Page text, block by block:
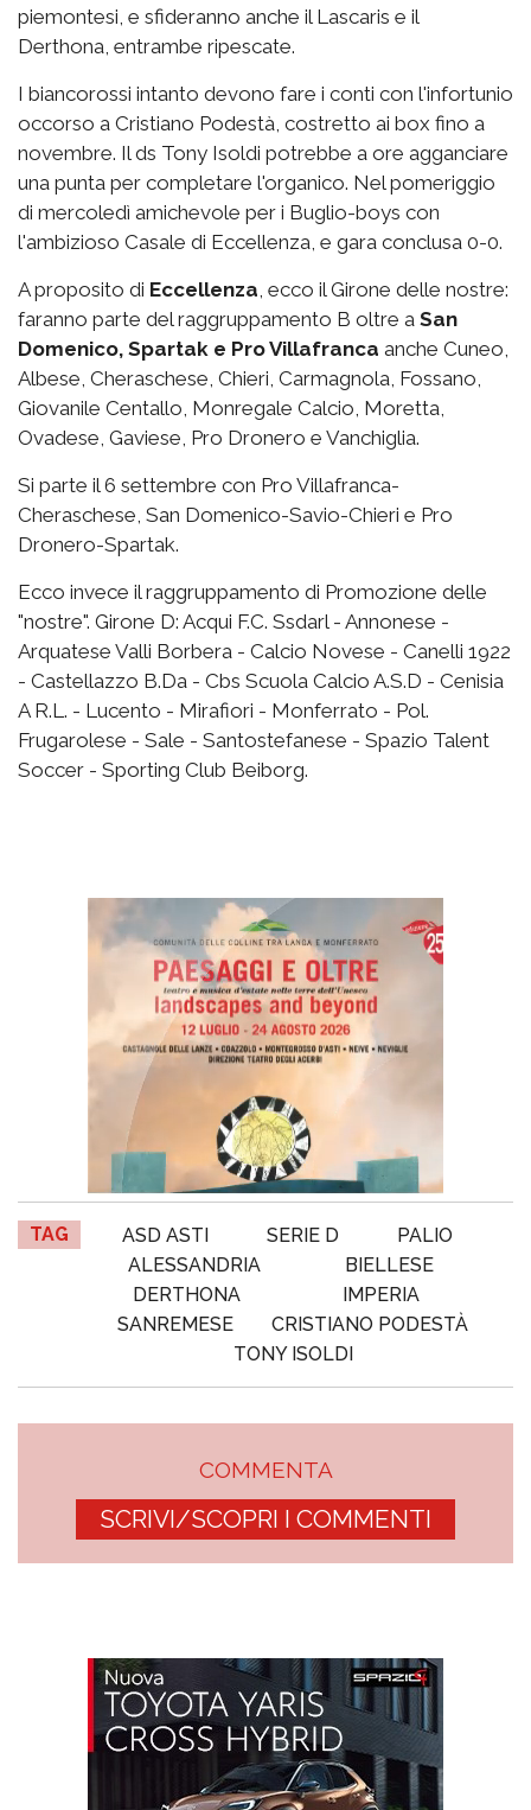
piemontesi, e sfideranno anche il Lascaris e il
Derthona, entrambe ripescate.
I biancorossi intanto devono fare i conti con l'infortunio
occorso a Cristiano Podestà, costretto ai box fino a
novembre. Il ds Tony Isoldi potrebbe a ore agganciare
una punta per completare l'organico. Nel pomeriggio
di mercoledì amichevole per i Buglio-boys con
l'ambizioso Casale di Eccellenza, e gara conclusa 0-0.
A proposito di Eccellenza , ecco il Girone delle nostre:
faranno parte del raggruppamento B oltre a San
Domenico, Spartak e Pro Villafranca anche Cuneo,
Albese, Cheraschese, Chieri, Carmagnola, Fossano,
Giovanile Centallo, Monregale Calcio, Moretta,
Ovadese, Gaviese, Pro Dronero e Vanchiglia.
Si parte il 6 settembre con Pro Villafranca-
Cheraschese, San Domenico-Savio-Chieri e Pro
Dronero-Spartak.
Ecco invece il raggruppamento di Promozione delle
"nostre". Girone D: Acqui F.C. Ssdarl - Annonese -
Arquatese Valli Borbera - Calcio Novese - Canelli 1922
- Castellazzo B.Da - Cbs Scuola Calcio A.S.D - Cenisia
A R.L. - Lucento - Mirafiori - Monferrato - Pol.
Frugarolese - Sale - Santostefanese - Spazio Talent
Soccer - Sporting Club Beiborg.
TAG ASD ASTI SERIE D
PALIO
ALESSANDRIA
BIELLESE
DERTHONA
IMPERIA
SANREMESE
CRISTIANO PODESTÀ
TONY ISOLDI
COMMENTA
SCRIVI/SCOPRI I COMMENTI